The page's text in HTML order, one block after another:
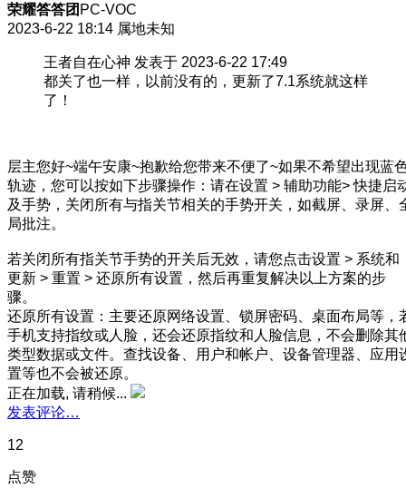
荣耀答答团 PC-VOC
2023-6-22 18:14 属地未知
王者自在心神 发表于 2023-6-22 17:49
都关了也一样，以前没有的，更新了7.1系统就这样
了！
层主您好~端午安康~抱歉给您带来不便了~如果不希望出现蓝
轨迹，您可以按如下步骤操作：请在设置 > 辅助功能> 快捷启
及手势，关闭所有与指关节相关的手势开关，如截屏、录屏、
局批注。
若关闭所有指关节手势的开关后无效，请您点击设置 > 系统和
更新 > 重置 > 还原所有设置，然后再重复解决以上方案的步
骤。
还原所有设置：主要还原网络设置、锁屏密码、桌面布局等，
手机支持指纹或人脸，还会还原指纹和人脸信息，不会删除其
类型数据或文件。查找设备、用户和帐户、设备管理器、应用
置等也不会被还原。
正在加载, 请稍候...
发表评论…
12
点赞